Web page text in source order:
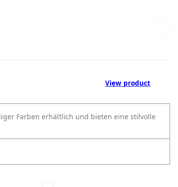
View product
Farben erhältlich und bieten eine stilvolle